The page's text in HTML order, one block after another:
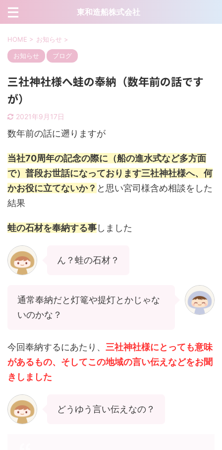
東和造船株式会社
HOME > お知らせ >
お知らせ ブログ
三社神社様へ蛙の奉納（数年前の話です
が）
2021年9月17日
数年前の話に遡りますが
当社70周年の記念の際に（船の進水式など多方面
で）普段お世話になっております三社神社様へ、何
かお役に立てないか？ と思い宮司様含め相談をした
結果
蛙の石材を奉納する事しました
ん？蛙の石材？
通常奉納だと灯篭や提灯とかじゃな
いのかな？
今回奉納するにあたり、 三社神社様にとっても意味
があるもの、そしてこの地域の言い伝えなどをお聞
きしました
どうゆう言い伝えなの？